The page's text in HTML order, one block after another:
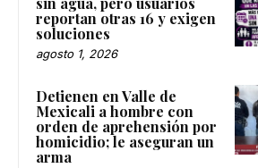
reportan otras 16 y exigen
soluciones
agosto 1, 2026
Detienen en Valle de
Mexicali a hombre con
orden de aprehensión por
homicidio; le aseguran un
arma